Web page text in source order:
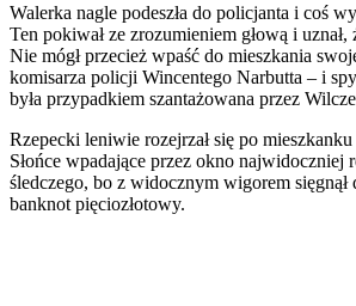
Walerka nagle podeszła do policjanta i coś
Ten pokiwał ze zrozumieniem głową i
Nie mógł przecież wpaść do mieszkania
komisarza policji Wincentego Narbutta – i
była przypadkiem szantażowana przez
Rzepecki leniwie rozejrzał się po
Słońce wpadające przez okno najwidoczniej
śledczego, bo z widocznym wigorem sięgnął
banknot pięciozłotowy.